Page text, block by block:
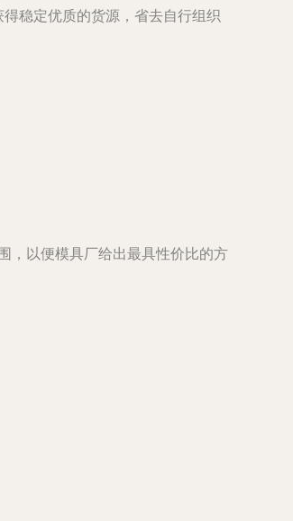
稳定优质的货源，省去自行组织
，以便模具厂给出最具性价比的方